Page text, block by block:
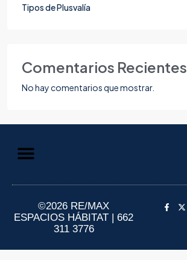
Tipos de Plusvalía
Comentarios Recientes
No hay comentarios que mostrar.
©2026 RE/MAX
ESPACIOS HÁBITAT | 662
311 3776